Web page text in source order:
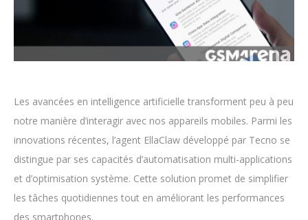
Les avancées en intelligence artificielle transforment peu à peu
notre manière d’interagir avec nos appareils mobiles. Parmi les
innovations récentes, l’agent EllaClaw développé par Tecno se
distingue par ses capacités d’automatisation multi-applications
et d’optimisation système. Cette solution promet de simplifier
les tâches quotidiennes tout en améliorant les performances
des smartphones.